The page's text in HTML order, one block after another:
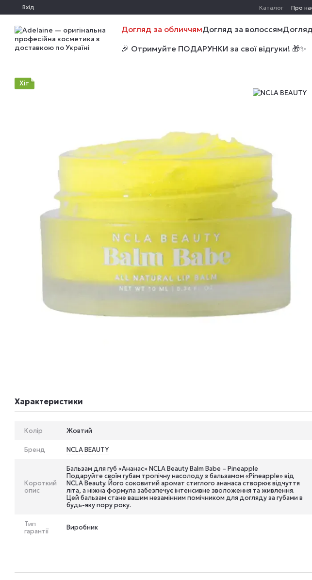
Перейти до основного контенту
Вхід Каталог Про
Догляд за обличчямДогляд за волоссям
🎉 Отримуйте ПОДАРУНКИ за свої відгуки! 🎁✨
Хіт
Характеристики
Колір Жовтий
Бренд NCLA BEAUTY
Короткий
опис
Бальзам для губ «Ананас» NCLA Beauty Balm Babe – Pineapple
Подаруйте своїм губам тропічну насолоду з бальзамом «Pineapple» від
NCLA Beauty. Його соковитий аромат стиглого ананаса створює відчуття
літа, а ніжна формула забезпечує інтенсивне зволоження та живлення.
Цей бальзам стане вашим незамінним помічником для догляду за губами в
будь-яку пору року.
Тип
гарантії
Виробник